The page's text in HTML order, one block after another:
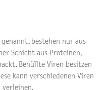
bestehen nur aus
Schicht aus Proteinen,
Behüllte Viren besitzen
kann verschiedenen Viren
verleihen.